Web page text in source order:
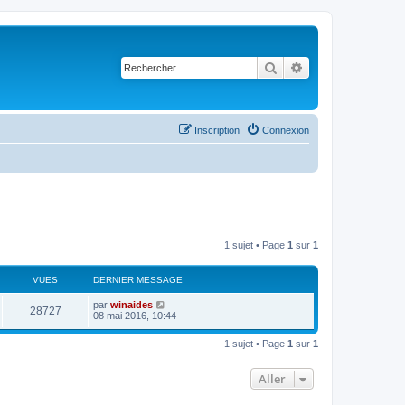
Rechercher
Connexion
Inscription
1 sujet • Page 1 sur 1
VUES DERNIER MESSAGE
28727 par winaides
08 mai 2016, 10:44
1 sujet • Page 1 sur 1
Aller